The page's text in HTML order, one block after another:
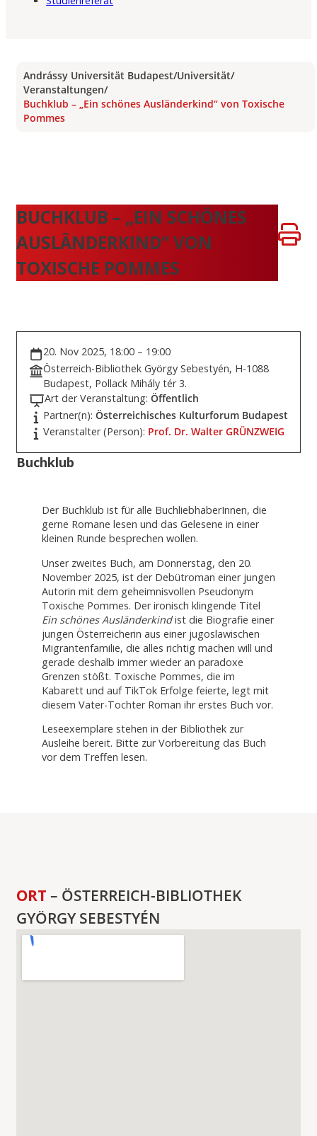
Andrássy Universität Budapest/Universität/
Veranstaltungen/
Buchklub – „Ein schönes Ausländerkind“ von Toxische
Pommes
BUCHKLUB – „EIN SCHÖNES
AUSLÄNDERKIND“ VON
TOXISCHE POMMES
20. Nov 2025, 18:00 – 19:00
Österreich-Bibliothek György Sebestyén, H-1088
Budapest, Pollack Mihály tér 3.
Art der Veranstaltung: Öffentlich
Partner(n): Österreichisches Kulturforum Budapest
Veranstalter (Person): Prof. Dr. Walter GRÜNZWEIG
Buchklub
Der Buchklub ist für alle BuchliebhaberInnen, die
gerne Romane lesen und das Gelesene in einer
kleinen Runde besprechen wollen.
Unser zweites Buch, am Donnerstag, den 20.
November 2025, ist der Debütroman einer jungen
Autorin mit dem geheimnisvollen Pseudonym
Toxische Pommes. Der ironisch klingende Titel
Ein schönes Ausländerkindist die Biografie einer
jungen Österreicherin aus einer jugoslawischen
Migrantenfamilie, die alles richtig machen will und
gerade deshalb immer wieder an paradoxe
Grenzen stößt. Toxische Pommes, die im
Kabarett und auf TikTok Erfolge feierte, legt mit
diesem Vater-Tochter Roman ihr erstes Buch vor.
Leseexemplare stehen in der Bibliothek zur
Ausleihe bereit. Bitte zur Vorbereitung das Buch
vor dem Treffen lesen.
ORT – ÖSTERREICH-BIBLIOTHEK
GYÖRGY SEBESTYÉN